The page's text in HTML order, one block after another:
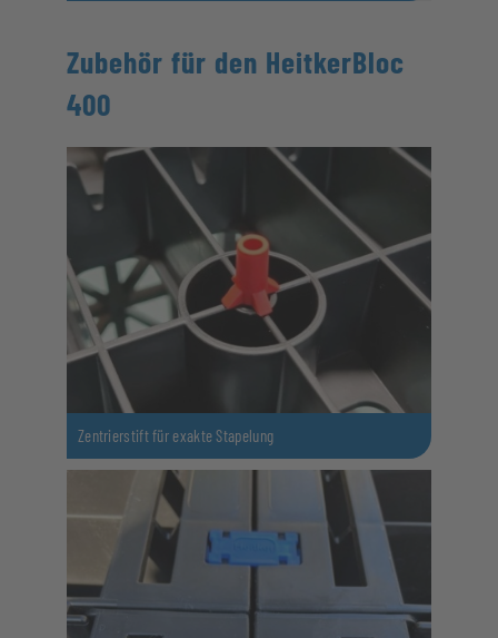
Zubehör für den HeitkerBloc
400
Zentrierstift für exakte Stapelung